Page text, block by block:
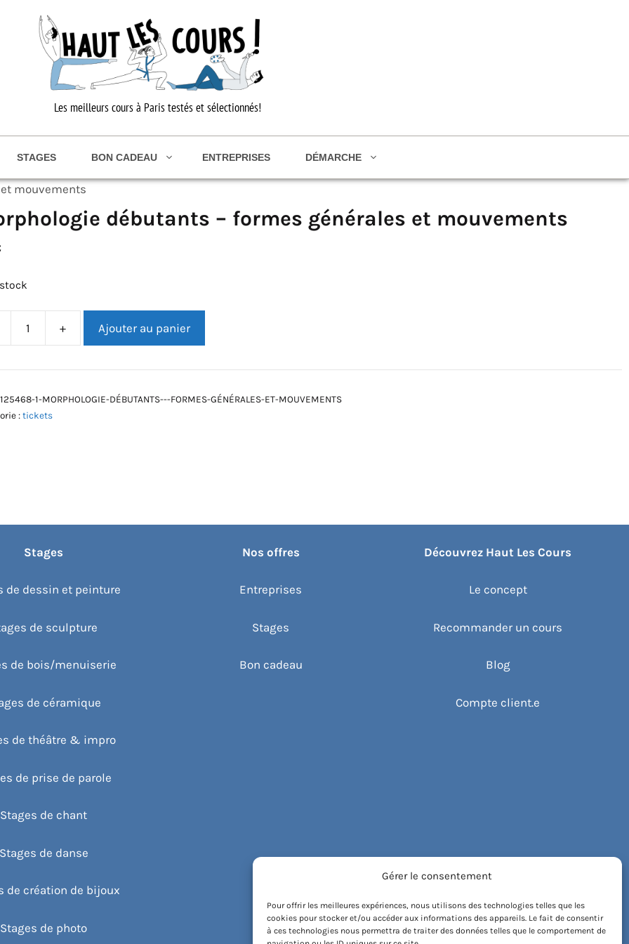
Gérer le consentement
Pour offrir les meilleures expériences, nous utilisons des technologies telles que les
cookies pour stocker et/ou accéder aux informations des appareils. Le fait de consentir
à ces technologies nous permettra de traiter des données telles que le comportement de
Les meilleurs cours à Paris testés et sélectionnés!
STAGES BON CADEAU ENTREPRISES DÉMARCHE
mouvements
débutants – formes générales et mouvements
+ Ajouter au panier
125468-1-MORPHOLOGIE-DÉBUTANTS---FORMES-GÉNÉRALES-ET-MOUVEMENTS
:tickets
Stages
de dessin et peinture
de sculpture
de bois/menuiserie
de céramique
de théâtre & impro
de prise de parole
Stages de chant
Stages de danse
de création de bijoux
Stages de photo
Nos offres
Entreprises
Stages
Bon cadeau
Découvrez Haut Les Cours
Le concept
Recommander un cours
Blog
Compte client.e